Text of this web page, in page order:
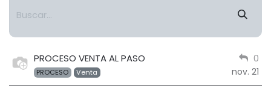
PROCESO VENTA AL PASO
PROCESO Venta
0
nov. 21